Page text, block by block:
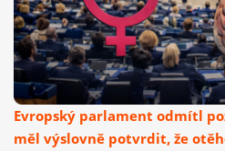
Evropský parlament odmítl
měl výslovně potvrdit, že